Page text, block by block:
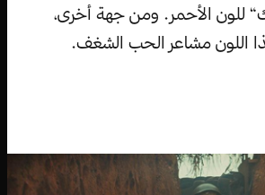
للون الأحمر. ومن جهة أخرى،
اللون مشاعر الحب الشغف.